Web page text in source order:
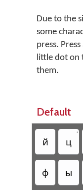
Due to the
some
press.
little dot on
them.
Default
й ц
•
ф ы